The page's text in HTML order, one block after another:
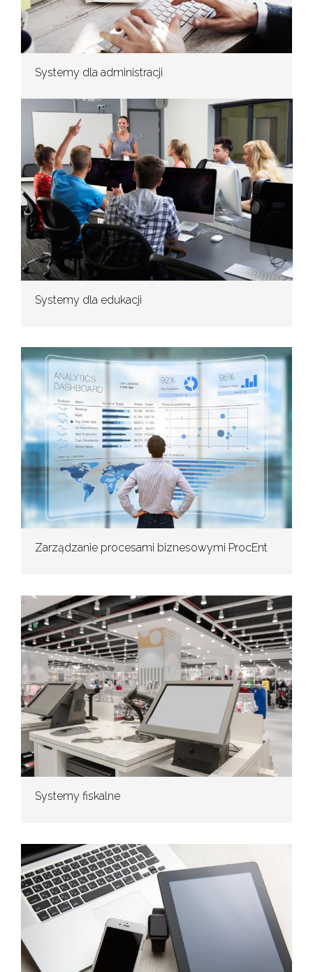
Systemy dla administracji
Systemy dla edukacji
Zarządzanie procesami biznesowymi ProcEnt
Systemy fiskalne